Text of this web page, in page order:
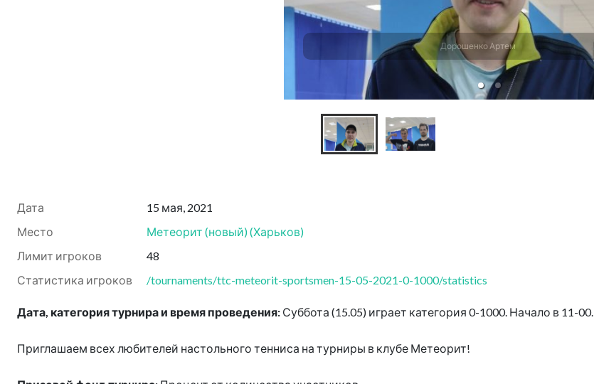
Дорошенко Артем
Дата
15 мая, 2021
Место
Метеорит (новый)(Харьков)
Лимит игроков
48
Статистика игроков
/tournaments/ttc-meteorit-sportsmen-15-05-2021-0-1000/statistics
Дата, категория турнира и время проведения: Суббота (15.05) играет категория 0-1000. Начало в 11-00.
Приглашаем всех любителей настольного тенниса на турниры в клубе Метеорит!